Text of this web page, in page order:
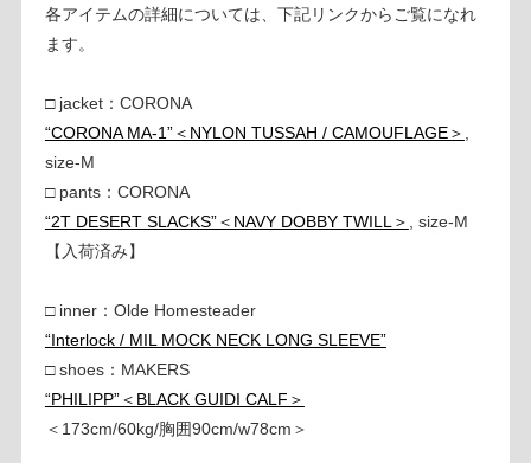
各アイテムの詳細については、下記リンクからご覧になれ
ます。
□ jacket：CORONA
“CORONA MA-1”＜NYLON TUSSAH / CAMOUFLAGE＞
size-M
□ pants：CORONA
“2T DESERT SLACKS”＜NAVY DOBBY TWILL＞
, size-M
【入荷済み】
□ inner：Olde Homesteader
“Interlock / MIL MOCK NECK LONG SLEEVE”
□ shoes：MAKERS
“PHILIPP”＜BLACK GUIDI CALF＞
＜173cm/60kg/胸囲90cm/w78cm＞